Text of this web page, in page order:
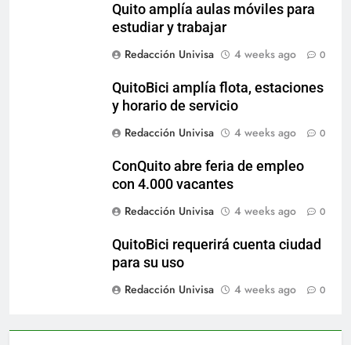
Quito amplía aulas móviles para
estudiar y trabajar
Redacción Univisa
4 weeks ago 0
QuitoBici amplía flota, estaciones
y horario de servicio
Redacción Univisa
4 weeks ago 0
ConQuito abre feria de empleo
con 4.000 vacantes
Redacción Univisa
4 weeks ago 0
QuitoBici requerirá cuenta ciudad
para su uso
Redacción Univisa
4 weeks ago 0